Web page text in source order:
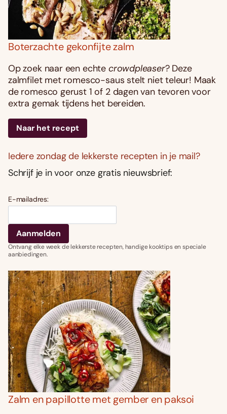
Boterzachte gekonfijte zalm
Op zoek naar een echte crowdpleaser? Deze
zalmfilet met romesco-saus stelt niet teleur! Maak
de romesco gerust 1 of 2 dagen van tevoren voor
extra gemak tijdens het bereiden.
Naar het recept
Iedere zondag de lekkerste recepten in je mail?
Schrijf je in voor onze gratis nieuwsbrief:
E-mailadres:
Ontvang elke week de lekkerste recepten, handige kooktips en speciale
aanbiedingen.
Zalm en papillotte met gember en paksoi